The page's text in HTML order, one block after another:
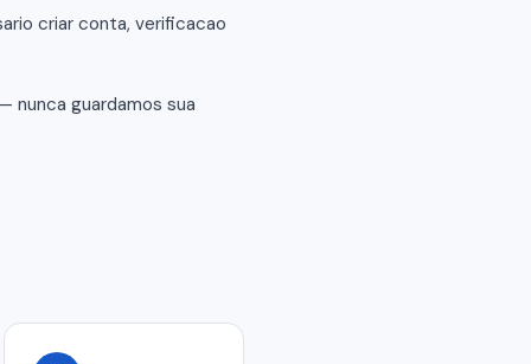
criar conta, verificacao
nunca guardamos sua